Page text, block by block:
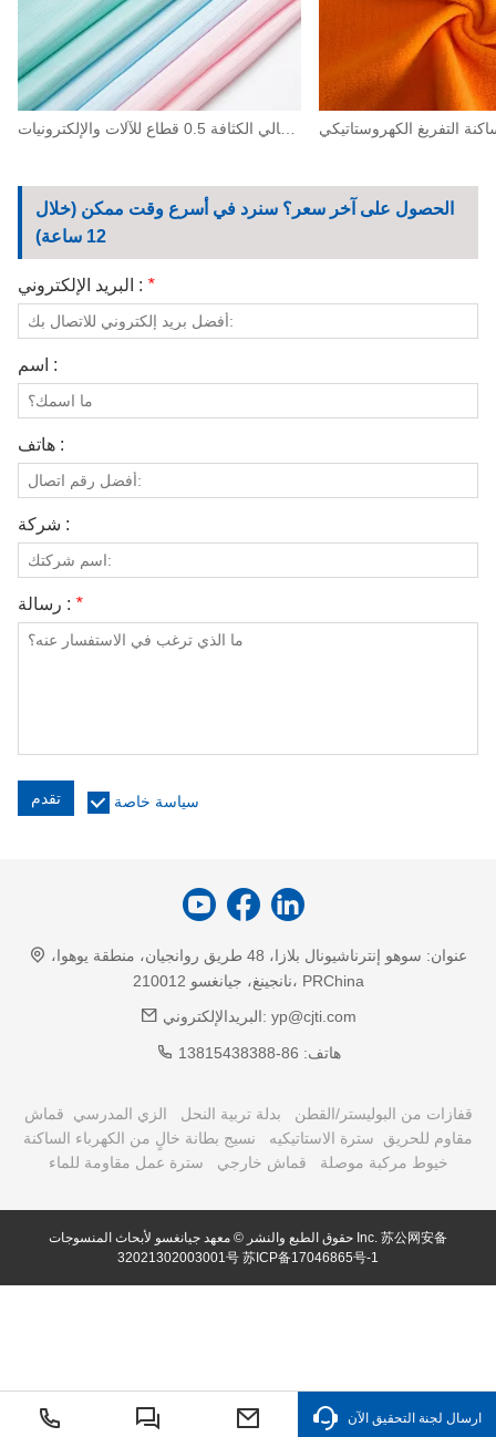
الحصول على آخر سعر؟ سنرد في أسرع وقت ممكن (خلال
12 ساعة)
البريد الإلكتروني : *
اسم :
هاتف :
شركة :
رسالة : *
تقدم سياسة خاصة
عنوان:
سوهو إنترناشيونال بلازا، 48 طريق روانجيان، منطقة يوهوا،
نانجينغ، جيانغسو 210012، PRChina
البريدالإلكتروني: yp@cjti.com
هاتف: 86-13815438388
قفازات من البوليستر/القطن بدلة تربية النحل الزي المدرسي
قماش
مقاوم للحريق
سترة الاستاتيكيه
نسيج بطانة خالٍ من الكهرباء الساكنة
خيوط مركبة موصلة
قماش خارجي سترة عمل مقاومة للماء
حقوق الطبع والنشر © معهد جيانغسو لأبحاث المنسوجات Inc. 苏公网安备
32021302003001号 苏ICP备17046865号-1
ارسال لجنة التحقيق الآن